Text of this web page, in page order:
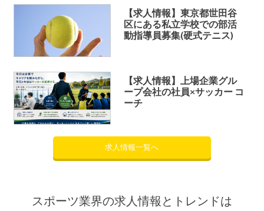
【求人情報】東京都世田谷
区にある私立学校での部活
動指導員募集(硬式テニス)
【求人情報】上場企業グル
ープ会社の社員×サッカー コ
ーチ
求人情報一覧へ
スポーツ業界の求人情報とトレンドは